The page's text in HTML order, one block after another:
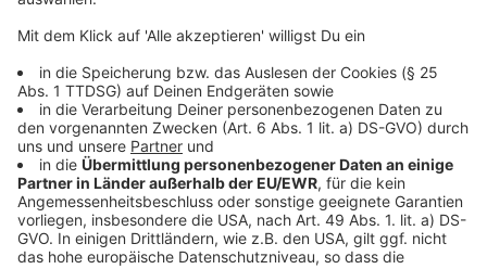
Anzeige
Bisher wurde bei 3.273 positiven Testergebnissen aus
dem Kreisgebiet die Alpha-Mutation, bei einer Person
die Beta-Mutation, bei 19 weiteren Personen die
Gamma-Mutation und bei 174 Personen die Delta-
Mutation nachgewiesen.